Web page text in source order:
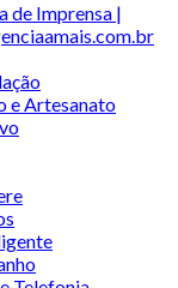
de Imprensa |
e Artesanato